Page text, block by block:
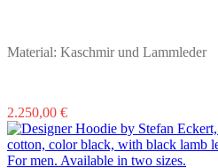
Material: Kaschmir und Lammleder
2.250,00 €Dieses
Produkt
weist
mehrere